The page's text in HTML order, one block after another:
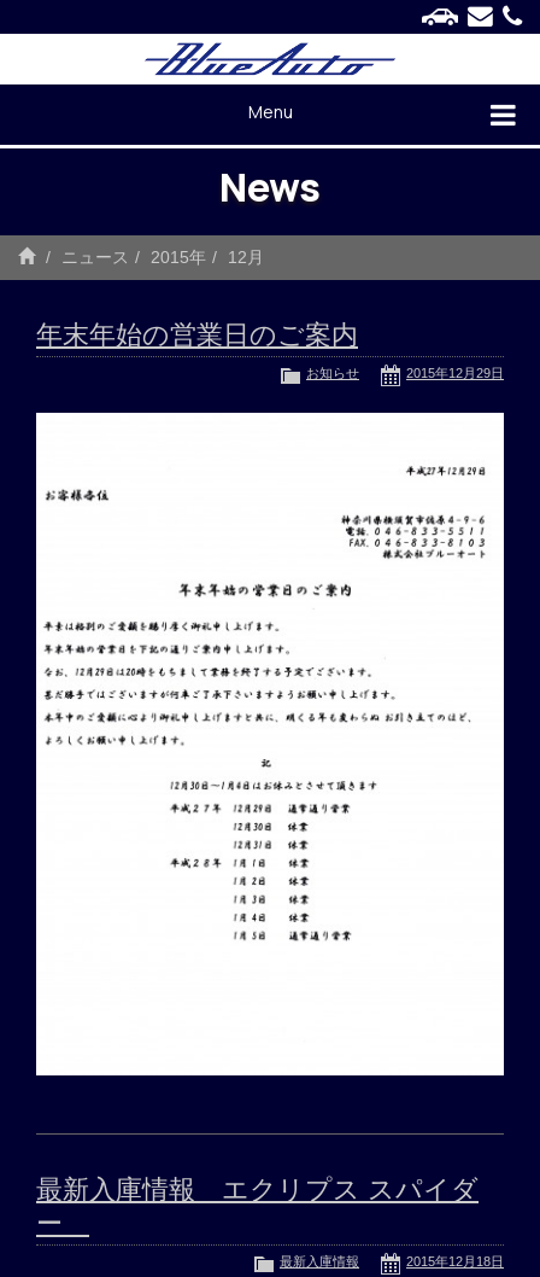
Menu
News
ニュース 2015年 12月
年末年始の営業日のご案内
2015年12月29日
お知らせ
最新入庫情報 エクリプス スパイダ
ー
2015年12月18日
最新入庫情報